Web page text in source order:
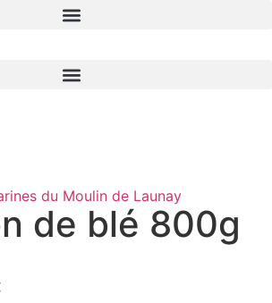
du Moulin de Launay
de blé 800g